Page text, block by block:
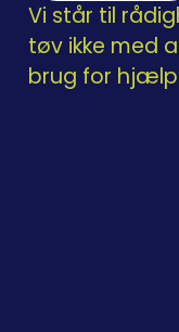
Vi står til
tøv ikke med
brug for